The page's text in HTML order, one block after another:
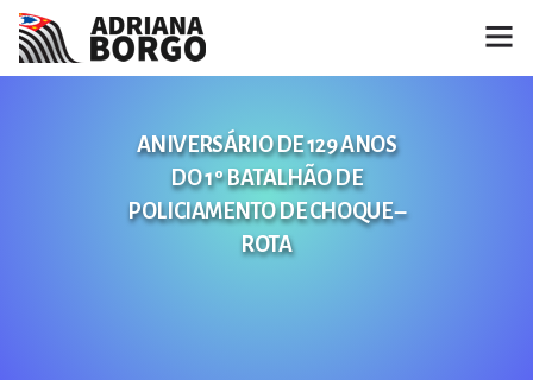
CONHEÇA A ADRIANA
ANIVERSÁRIO DE 129 ANOS
DO 1º BATALHÃO DE
POLICIAMENTO DE CHOQUE –
ROTA